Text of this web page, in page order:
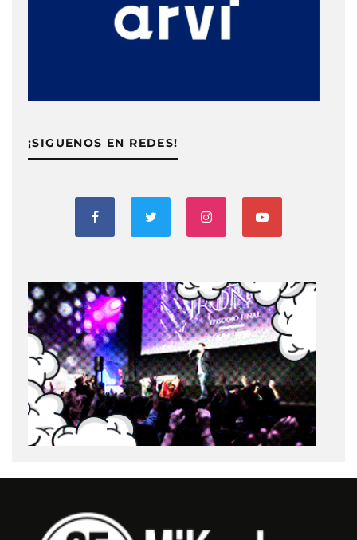
¡SIGUENOS EN REDES!